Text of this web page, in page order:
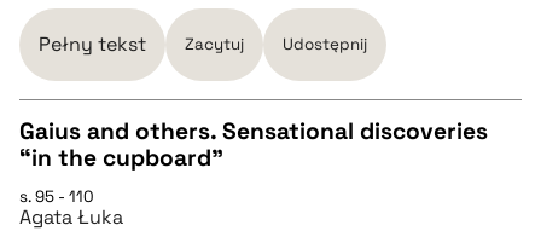
BIBTEX
pobierz cytat
Pełny tekst Zacytuj Udostępnij
CZYSTY TEKST
Gaius and others. Sensational discoveries
“in the cupboard”
s. 95 - 110
Agata Łuka